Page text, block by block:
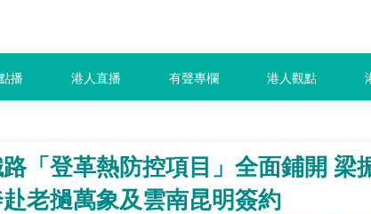
播 港人直播 有聲專欄 港人觀點
路「登革熱防控項目」全面鋪開 梁
老撾萬象及雲南昆明簽約